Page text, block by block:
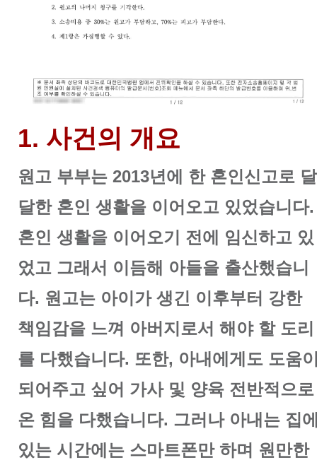
1. 사건의 개요
원고 부부는 2013년에 한 혼인신고로 달
달한 혼인 생활을 이어오고 있었습니다.
혼인 생활을 이어오기 전에 임신하고 있
었고 그래서 이듬해 아들을 출산했습니
다. 원고는 아이가 생긴 이후부터 강한
책임감을 느껴 아버지로서 해야 할 도리
를 다했습니다. 또한, 아내에게도 도움
되어주고 싶어 가사 및 양육 전반적으로
온 힘을 다했습니다. 그러나 아내는 집
있는 시간에는 스마트폰만 하며 원만한